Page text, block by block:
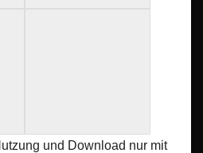
und Download nur mit